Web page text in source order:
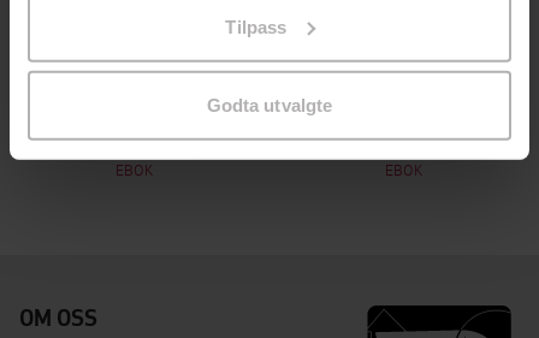
Tilpass
Godta utvalgte
249,-
Kun for dine øyne
Raine Miller
EBOK
249,-
Sjeldne og dyrebare ting
Raine Miller
EBOK
OM OSS